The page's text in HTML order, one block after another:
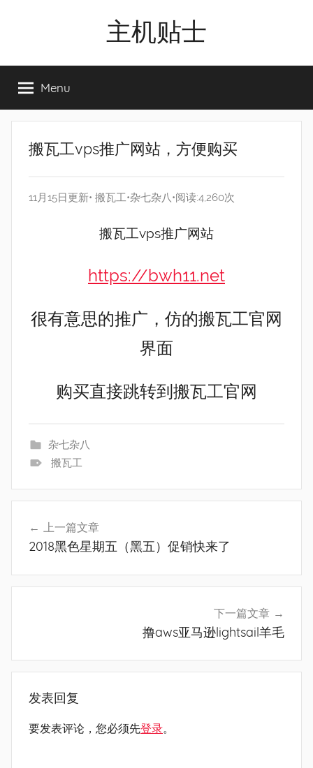
主机贴士
工|BandwagonHost
VPS|Vps|
主
Menu
搬瓦工vps推广网站，方便购买
11月15日更新• 搬瓦工•杂七杂八•阅读:4,260次
搬瓦工vps推广网站
https://bwh11.net
很有意思的推广，仿的搬瓦工官网
界面
购买直接跳转到搬瓦工官网
杂七杂八
搬瓦工
航
上一篇文章
2018黑色星期五（黑五）促销快来了
下一篇文章
撸aws亚马逊lightsail羊毛
发表回复
要发表评论，您必须先登录。